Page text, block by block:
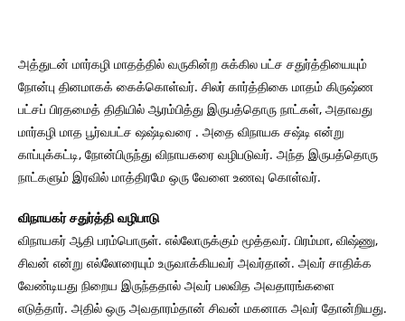
அத்துடன் மார்கழி மாதத்தில் வருகின்ற சுக்கில பட்ச சதுர்த்தியையும்
நோன்பு தினமாகக் கைக்கொள்வர். சிலர் கார்த்திகை மாதம் கிருஷ்ண
பட்சப் பிரதமைத் திதியில் ஆரம்பித்து இருபத்தொரு நாட்கள், அதாவது
மார்கழி மாத பூர்வபட்ச ஷஷ்டிவரை . அதை விநாயக சஷ்டி என்று
காப்புக்கட்டி, நோன்பிருந்து விநாயகரை வழிபடுவர். அந்த இருபத்தொரு
நாட்களும் இரவில் மாத்திரமே ஒரு வேளை உணவு கொள்வர்.
விநாயகர் சதுர்த்தி வழிபாடு
விநாயகர் ஆதி பரம்பொருள். எல்லோருக்கும் மூத்தவர். பிரம்மா, விஷ்ணு,
சிவன் என்று எல்லோரையும் உருவாக்கியவர் அவர்தான். அவர் சாதிக்க
வேண்டியது நிறைய இருந்ததால் அவர் பலவித அவதாரங்களை
எடுத்தார். அதில் ஒரு அவதாரம்தான் சிவன் மகனாக அவர் தோன்றியது.